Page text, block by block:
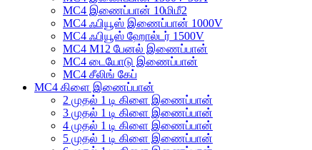
MC4 இணைப்பான் 10மிமீ2
MC4 ஃபியூஸ் இணைப்பான் 1000V
MC4 ஃபியூஸ் ஹோல்டர் 1500V
MC4 M12 பேனல் இணைப்பான்
MC4 டையோடு இணைப்பான்
MC4 சீலிங் கேப்
MC4 கிளை இணைப்பான்
2 முதல் 1 டி கிளை இணைப்பான்
3 முதல் 1 டி கிளை இணைப்பான்
4 முதல் 1 டி கிளை இணைப்பான்
5 முதல் 1 டி கிளை இணைப்பான்